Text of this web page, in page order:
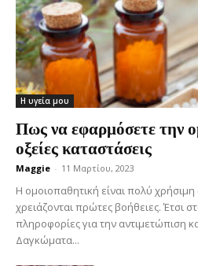
Η υγεία μου
Πως να εφαρμόσετε την
οξείες καταστάσεις
Maggie - 11 Μαρτίου, 2023
Η ομοιοπαθητική είναι πολύ
χρειάζονται πρώτες βοήθειες. Έτσι
πληροφορίες για την αντιμετώπιση
Δαγκώματα...